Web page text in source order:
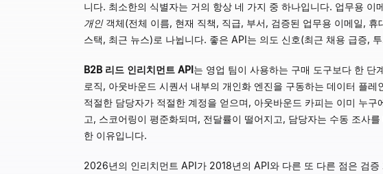
니다. 최소한의 식별자는 거의 항상 네 가지 중 하나입니다. 업무용
개인객체(전체 이름, 현재 직책, 직급, 부서, 검증된 업무용 이메일,
스택, 최근 뉴스)로 나뉩니다. 좋은 API는 의도 신호(최근 채용 급증,
B2B 리드 인리치먼트 API는 영업 팀이 사용하는 구매 도구보다 한
로직, 아웃바운드 시퀀서 내부의 개인화 엔진을 구동하는 데이터 플
적절한 담당자가 적절한 계정을 얻으며, 아웃바운드 카피는 이미 누
고, 스코어링이 평준화되며, 전달률이 떨어지고, 담당자는 수동 조사
한 이유입니다.
2026년의 인리치먼트 API가 2018년의 API와 다른 또 다른 점은 검